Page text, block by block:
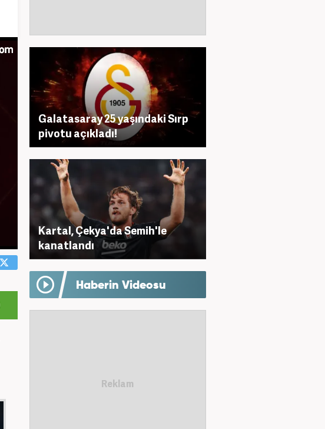
Galatasaray 25 yaşındaki Sırp
pivotu açıkladı!
Kartal, Çekya'da Semih'le
kanatlandı
Haberin Videosu